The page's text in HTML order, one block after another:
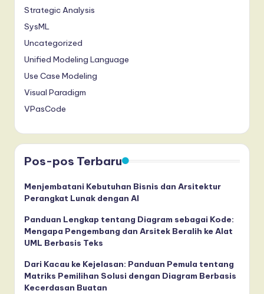
Strategic Analysis
SysML
Uncategorized
Unified Modeling Language
Use Case Modeling
Visual Paradigm
VPasCode
Pos-pos Terbaru
Menjembatani Kebutuhan Bisnis dan Arsitektur
Perangkat Lunak dengan AI
Panduan Lengkap tentang Diagram sebagai Kode:
Mengapa Pengembang dan Arsitek Beralih ke Alat
UML Berbasis Teks
Dari Kacau ke Kejelasan: Panduan Pemula tentang
Matriks Pemilihan Solusi dengan Diagram Berbasis
Kecerdasan Buatan